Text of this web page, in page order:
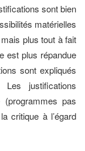
sont bien
matérielles
plus tout à fait
est plus répandue
sont expliqués
justifications
pas
critique à l’égard